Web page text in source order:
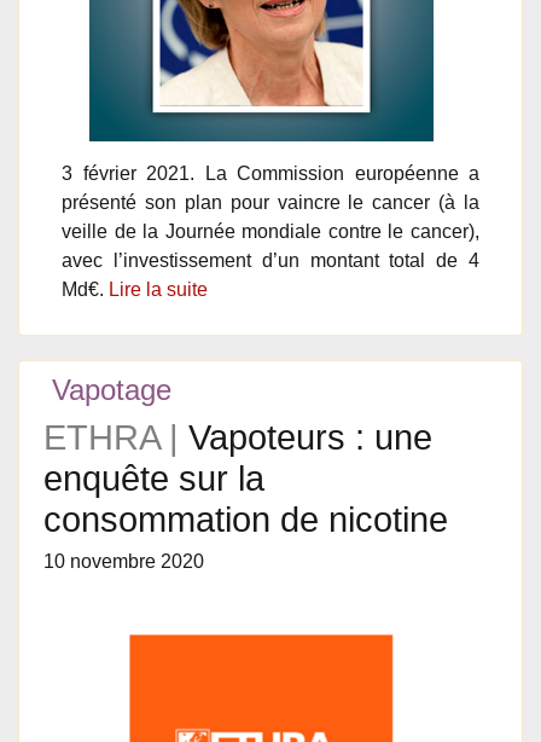
3 février 2021. La Commission européenne a
présenté son plan pour vaincre le cancer (à la
veille de la Journée mondiale contre le cancer),
avec l’investissement d’un montant total de 4
Md€. Lire la suite
Vapotage
ETHRA | Vapoteurs : une
enquête sur la
consommation de nicotine
10 novembre 2020